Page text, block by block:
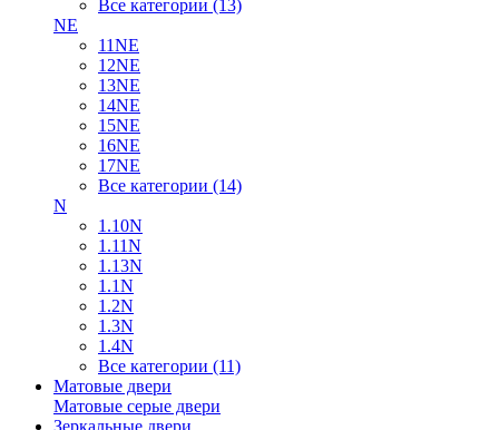
Все категории (13)
NE
11NE
12NE
13NE
14NE
15NE
16NE
17NE
Все категории (14)
N
1.10N
1.11N
1.13N
1.1N
1.2N
1.3N
1.4N
Все категории (11)
Матовые двери
Матовые серые двери
Зеркальные двери